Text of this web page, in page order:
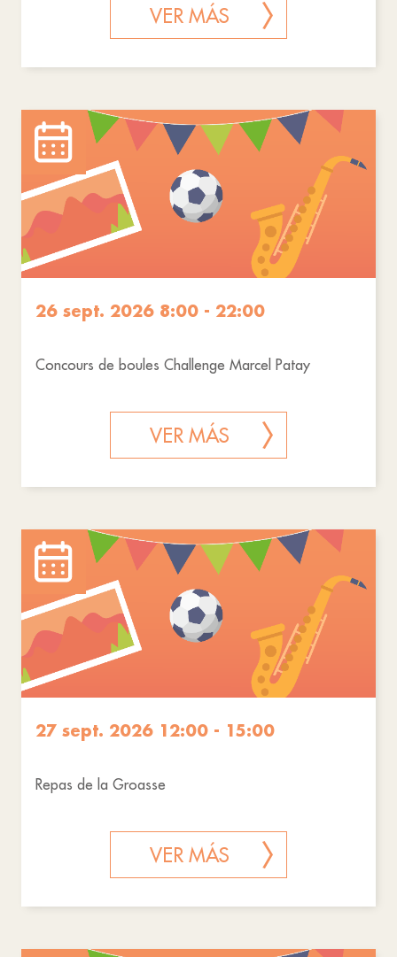
VER MÁS
26 sept. 2026 8:00 - 22:00
Concours de boules Challenge Marcel Patay
VER MÁS
27 sept. 2026 12:00 - 15:00
Repas de la Groasse
VER MÁS